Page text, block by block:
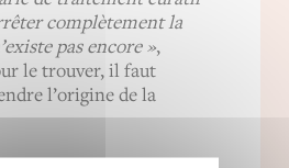
complètement la
pas encore »,
le trouver, il faut
l’origine de la